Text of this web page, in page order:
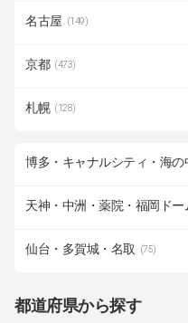
名古屋 (149)
京都 (473)
札幌 (128)
博多・キャナルシティ・海
天神・中洲・薬院・福岡ドー
仙台・多賀城・名取 (75)
都道府県から探す